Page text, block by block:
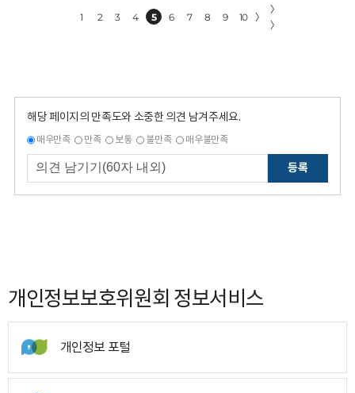
1 2 3 4 5 6 7 8 9 10 〉
〉
〉
해당 페이지의 만족도와 소중한 의견 남겨주세요.
매우만족 만족 보통 불만족 매우불만족
등록
개인정보보호위원회 정보서비스
개인정보 포털